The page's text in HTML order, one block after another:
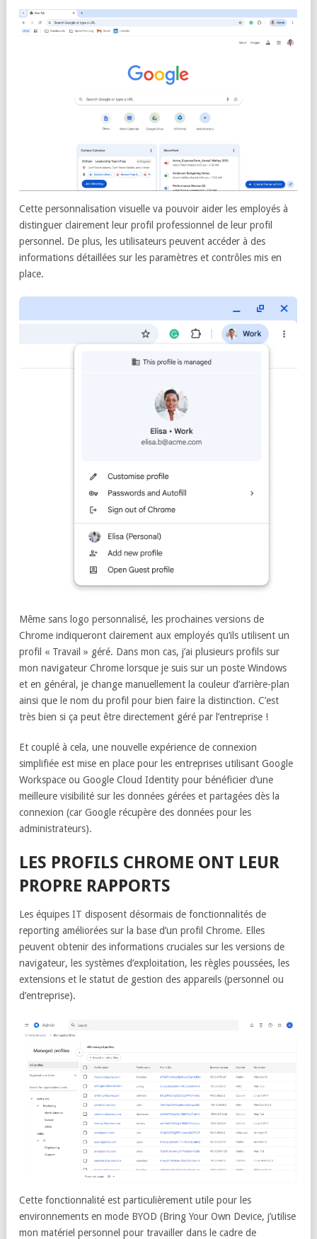
Cette personnalisation visuelle va pouvoir aider les employés à
distinguer clairement leur profil professionnel de leur profil
personnel. De plus, les utilisateurs peuvent accéder à des
informations détaillées sur les paramètres et contrôles mis en
place.
Même sans logo personnalisé, les prochaines versions de
Chrome indiqueront clairement aux employés qu’ils utilisent un
profil « Travail » géré. Dans mon cas, j’ai plusieurs profils sur
mon navigateur Chrome lorsque je suis sur un poste Windows
et en général, je change manuellement la couleur d’arrière-plan
ainsi que le nom du profil pour bien faire la distinction. C’est
très bien si ça peut être directement géré par l’entreprise !
Et couplé à cela, une nouvelle expérience de connexion
simplifiée est mise en place pour les entreprises utilisant Google
Workspace ou Google Cloud Identity pour bénéficier d’une
meilleure visibilité sur les données gérées et partagées dès la
connexion (car Google récupère des données pour les
administrateurs).
LES PROFILS CHROME ONT LEUR
PROPRE RAPPORTS
Les équipes IT disposent désormais de fonctionnalités de
reporting améliorées sur la base d’un profil Chrome. Elles
peuvent obtenir des informations cruciales sur les versions de
navigateur, les systèmes d’exploitation, les règles poussées, les
extensions et le statut de gestion des appareils (personnel ou
d’entreprise).
Cette fonctionnalité est particulièrement utile pour les
environnements en mode BYOD (Bring Your Own Device, j’utilise
mon matériel personnel pour travailler dans le cadre de